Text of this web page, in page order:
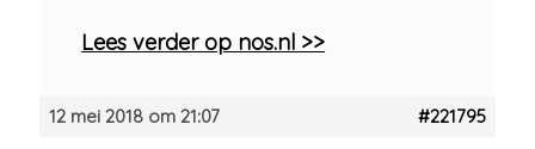
Lees verder op nos.nl >>
12 mei 2018 om 21:07 #221795